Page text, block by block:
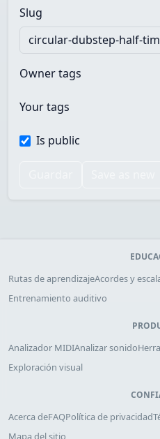
Slug
Owner tags
Your tags
Is public
Rutas de aprendizajeAcordes y
Entrenamiento auditivo
Analizador MIDIAnalizar sonido
Exploración visual
Acerca deFAQPolítica de privacidad
Mapa del sitio